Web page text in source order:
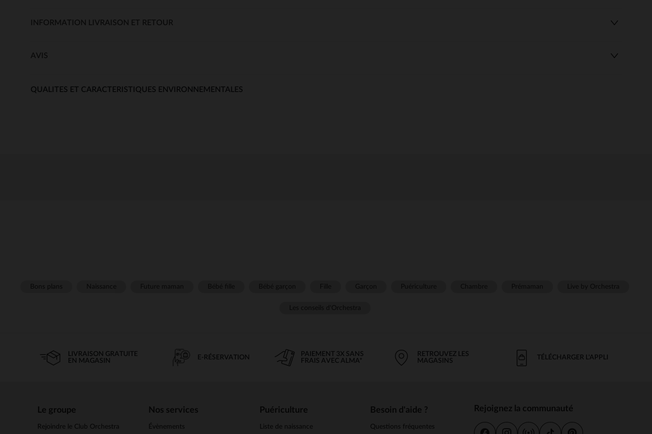
INFORMATION LIVRAISON ET RETOUR
AVIS
QUALITES ET CARACTERISTIQUES ENVIRONNEMENTALES
LIVRAISON GRATUITE
EN MAGASIN
E-RÉSERVATION
PAIEMENT 3X SANS
FRAIS AVEC ALMA*
RETROUVEZ LES
MAGASINS
TÉLÉCHARGER L'APPLI
Le groupe
Rejoindre le Club Orchestra
Nos services
Évènements
Puériculture
Liste de naissance
Besoin d'aide ?
Questions fréquentes
Rejoignez la communauté